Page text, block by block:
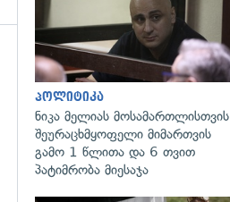
პოლიტიკა
ნიკა მელიას მოსამართლისთვის
შეურაცხმყოფელი მიმართვის
გამო 1 წლითა და 6 თვით
პატიმრობა მიესაჯა